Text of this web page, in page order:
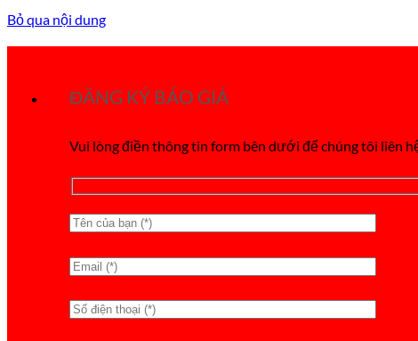
Bỏ qua nội dung
ĐĂNG KÝ BÁO GIÁ
Vui lòng điền thông tin form bên dưới để chúng tôi liên